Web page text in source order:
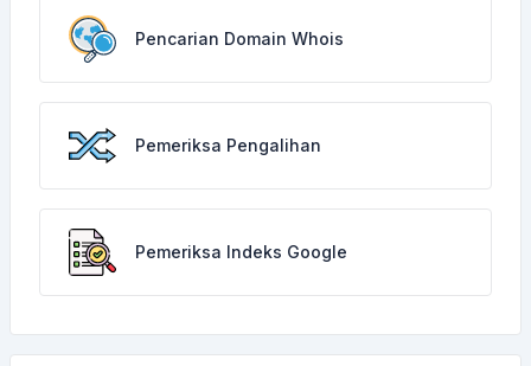
Pencarian Domain Whois
Pemeriksa Pengalihan
Pemeriksa Indeks Google